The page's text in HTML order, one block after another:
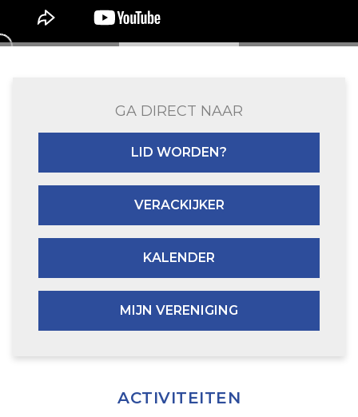
GA DIRECT NAAR
LID WORDEN?
VERACKIJKER
KALENDER
MIJN VERENIGING
ACTIVITEITEN